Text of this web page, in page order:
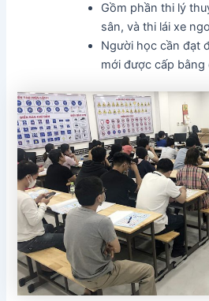
Gồm phần thi lý
sân, và thi lái xe
Người học cần đạt
mới được cấp